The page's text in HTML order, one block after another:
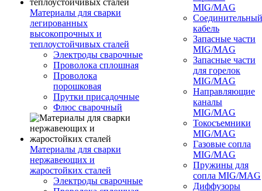
Материалы для сварки
легированных
высокопрочных и
теплоустойчивых сталей
Электроды сварочные
Проволока сплошная
Проволока
порошковая
Прутки присадочные
Флюс сварочный
Материалы для сварки
нержавеющих и
жаростойких сталей
Электроды сварочные
MIG/MAG
Соединительный
кабель
Запасные части
MIG/MAG
Запасные части
для горелок
MIG/MAG
Направляющие
каналы
MIG/MAG
Токосъемники
MIG/MAG
Газовые сопла
MIG/MAG
Пружины для
сопла MIG/MAG
Диффузоры